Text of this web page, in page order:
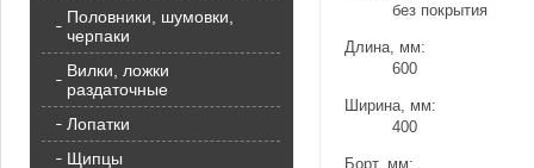
без покрытия
Длина, мм:
600
Ширина, мм:
400
Борт, мм:
Половники, шумовки,
черпаки
Вилки, ложки
раздаточные
Лопатки
Щипцы